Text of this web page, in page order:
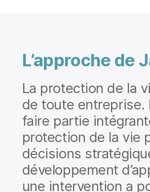
L’approche de
La protection de la
de toute
faire partie
protection de la vie
décisions
développement
une intervention a